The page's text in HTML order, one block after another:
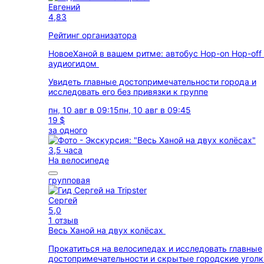
Евгений
4,83
Рейтинг организатора
НовоеХаной в вашем ритме: автобус Hop-on Hop-off
аудиогидом
Увидеть главные достопримечательности города и
исследовать его без привязки к группе
пн, 10 авг в 09:15пн, 10 авг в 09:45
19 $
за одного
3,5 часа
На велосипеде
групповая
Сергей
5,0
1 отзыв
Весь Ханой на двух колёсах
Прокатиться на велосипедах и исследовать главные
достопримечательности и скрытые городские